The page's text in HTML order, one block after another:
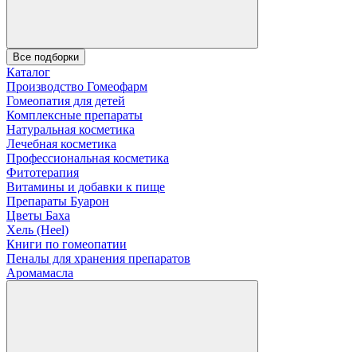
Все подборки
Каталог
Производство Гомеофарм
Гомеопатия для детей
Комплексные препараты
Натуральная косметика
Лечебная косметика
Профессиональная косметика
Фитотерапия
Витамины и добавки к пище
Препараты Буарон
Цветы Баха
Хель (Heel)
Книги по гомеопатии
Пеналы для хранения препаратов
Аромамасла